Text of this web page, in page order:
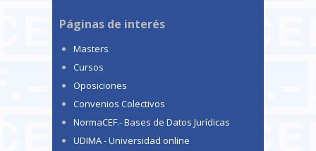
Páginas de interés
Masters
Cursos
Oposiciones
Convenios Colectivos
NormaCEF.- Bases de Datos Jurídicas
UDIMA - Universidad online